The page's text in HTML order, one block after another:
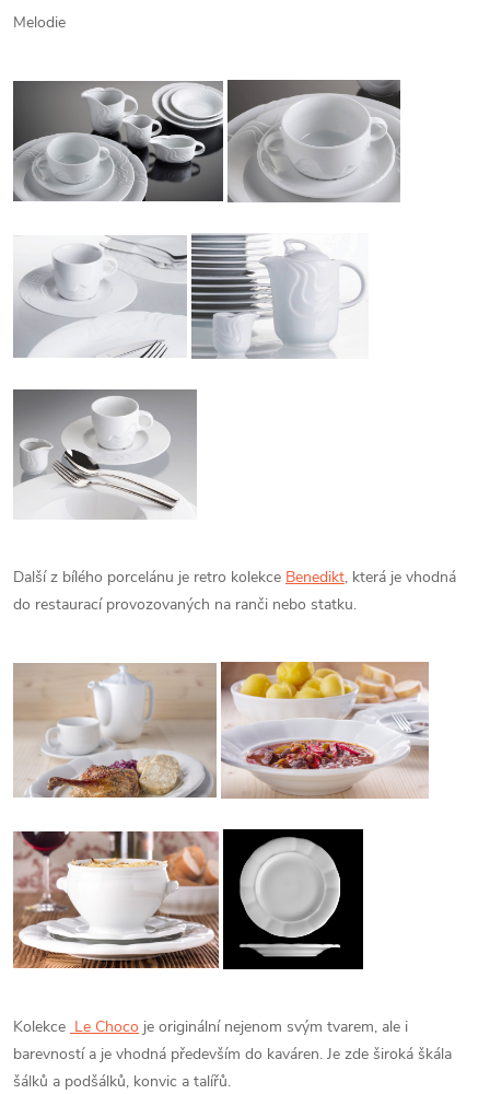
Melodie
Další z bílého porcelánu je retro kolekce Benedikt, která je vhodná
do restaurací provozovaných na ranči nebo statku.
Kolekce Le Choco je originální nejenom svým tvarem, ale i
barevností a je vhodná především do kaváren. Je zde široká škála
šálků a podšálků, konvic a talířů.